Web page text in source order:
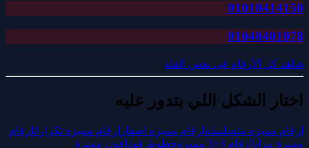
01010414150
01040401078
شاهد كل الأرقام في نفس الفئة
اختار الشكل اللي بتدور عليه
ارقام مميزة متسلسلة ارقام مميزة اصفار ارقام مميزة تكراراتارقام
مميزة مرايا ارقام 3×3 مميزة خطوط فودافون مميزة